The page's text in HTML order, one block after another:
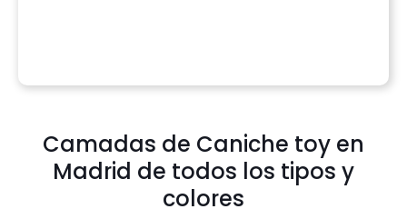
Camadas de Caniche toy en
Madrid de todos los tipos y
colores